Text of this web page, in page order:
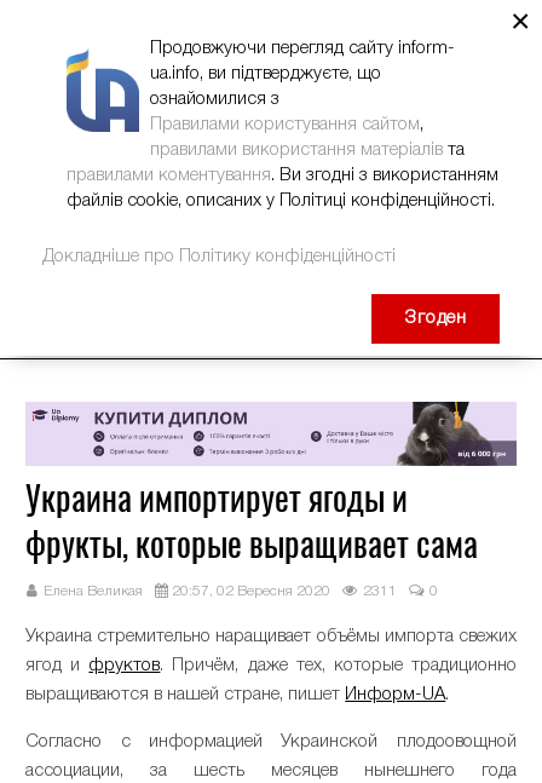
Украина импортирует ягоды и
фрукты, которые выращивает сама
Елена Великая 20:57, 02 Вересня 2020 2311 0
Украина стремительно наращивает объёмы импорта свежих
ягод и фруктов. Причём, даже тех, которые традиционно
выращиваются в нашей стране, пишет Информ-UA.
Согласно с информацией Украинской плодоовощной
ассоциации, за шесть месяцев нынешнего года
×
Продовжуючи перегляд сайту inform-
ua.info, ви підтверджуєте, що
ознайомилися з
Правилами користування сайтом,
правилами використання матеріалів та
правилами коментування. Ви згодні з використанням
файлів cookie, описаних у Політиці конфіденційності.
Докладніше про Політику конфіденційності
Згоден